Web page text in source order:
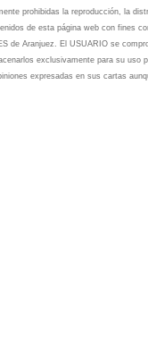
prohibidas la reproducción, la
de esta página web con fines
de Aranjuez. El USUARIO se
exclusivamente para su uso
expresadas en sus cartas